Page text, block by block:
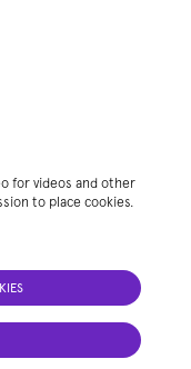
for videos and other
to place cookies.